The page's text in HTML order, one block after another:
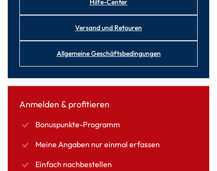
Hilfe-Center
Versand und Retouren
Allgemeine Geschäftsbedingungen
Anmelden & profitieren
Bonuspunkte-Programm
Meine Angaben nur einmal erfassen
Einfach nachbestellen